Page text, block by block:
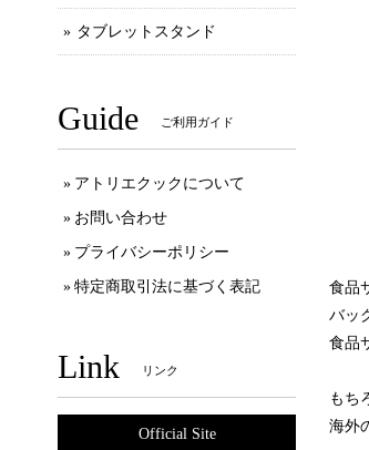
食品
バッ
食品
もち
海外
タブレットスタンド
Guide ご利用ガイド
アトリエクックについて
お問い合わせ
プライバシーポリシー
特定商取引法に基づく表記
Link リンク
Official Site